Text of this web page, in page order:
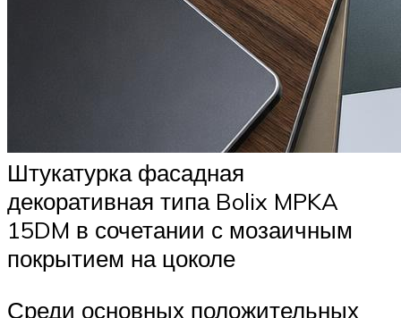
Штукатурка фасадная
декоративная типа Bolix MPKA
15DM в сочетании с мозаичным
покрытием на цоколе
Среди основных положительных